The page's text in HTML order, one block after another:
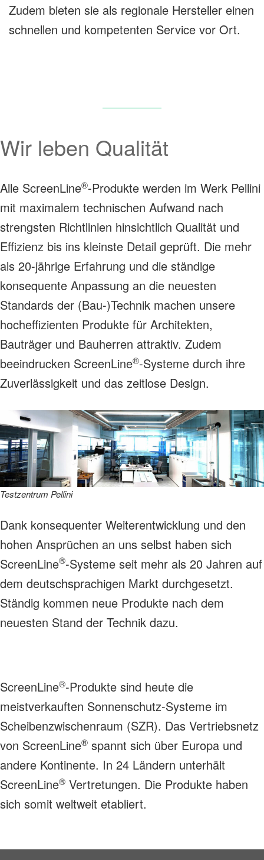
Zudem bieten sie als regionale Hersteller einen
schnellen und kompetenten Service vor Ort.
Wir leben Qualität
Alle ScreenLine®-Produkte werden im Werk Pellini
mit maximalem technischen Aufwand nach
strengsten Richtlinien hinsichtlich Qualität und
Effizienz bis ins kleinste Detail geprüft. Die mehr
als 20-jährige Erfahrung und die ständige
konsequente Anpassung an die neuesten
Standards der (Bau-)Technik machen unsere
hocheffizienten Produkte für Architekten,
Bauträger und Bauherren attraktiv. Zudem
beeindrucken ScreenLine®-Systeme durch ihre
Zuverlässigkeit und das zeitlose Design.
Testzentrum Pellini
Dank konsequenter Weiterentwicklung und den
hohen Ansprüchen an uns selbst haben sich
ScreenLine®-Systeme seit mehr als 20 Jahren auf
dem deutschsprachigen Markt durchgesetzt.
Ständig kommen neue Produkte nach dem
neuesten Stand der Technik dazu.
ScreenLine®-Produkte sind heute die
meistverkauften Sonnenschutz-Systeme im
Scheibenzwischenraum (SZR). Das Vertriebsnetz
von ScreenLine® spannt sich über Europa und
andere Kontinente. In 24 Ländern unterhält
ScreenLine® Vertretungen. Die Produkte haben
sich somit weltweit etabliert.